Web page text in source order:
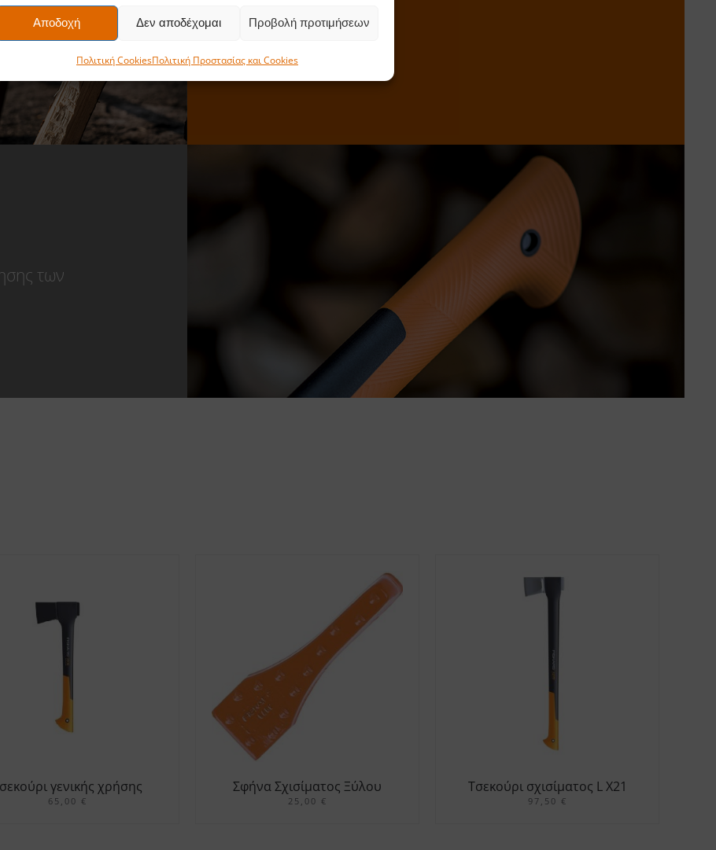
Αποδοχή Δεν αποδέχομαι Προβολή προτιμήσεων
Πολιτική CookiesΠολιτική Προστασίας και Cookies
των
γενικής χρήσης
τεμαχισμού S X10
65,00 €
Σφήνα Σχισίματος Ξύλου
25,00 €
Τσεκούρι σχισίματος L X21
97,50 €